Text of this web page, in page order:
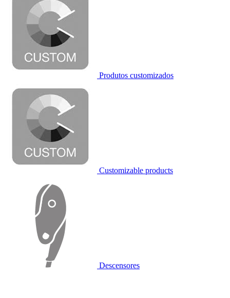
Produtos customizados
Customizable products
Descensores